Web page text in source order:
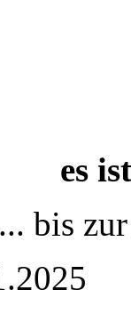
es
... bis